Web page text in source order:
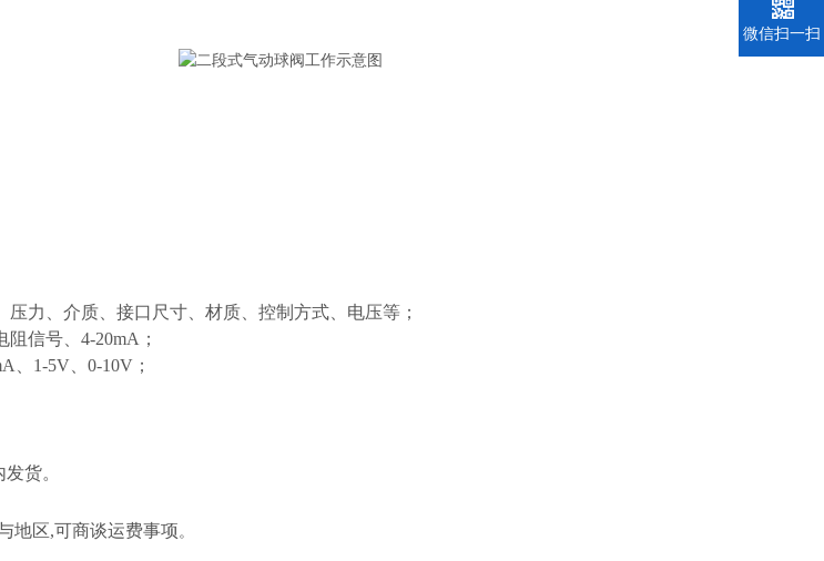
力、介质、接口尺寸、材质、控制方式、电压等；
信号、4-20mA；
、1-5V、0-10V；
货。
地区,可商谈运费事项。
微信扫一扫